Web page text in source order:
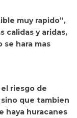
muy rapido”,
calidas y aridas,
se hara mas
riesgo de
que tambien
haya huracanes